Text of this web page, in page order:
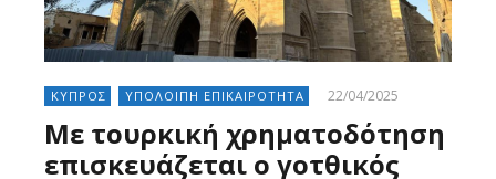
ΚΥΠΡΟΣ ΥΠΟΛΟΙΠΗ ΕΠΙΚΑΙΡΟΤΗΤΑ 22/04/2025
Με τουρκική χρηματοδότηση
επισκευάζεται ο γοτθικός